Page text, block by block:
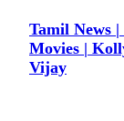
Tamil News
Movies |
Vijay